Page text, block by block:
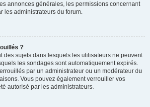
annonces générales, les permissions concernant
les administrateurs du forum.
?
des sujets dans lesquels les utilisateurs ne peuvent
les sondages sont automatiquement expirés.
par un administrateur ou un modérateur du
Vous pouvez également verrouiller vos
autorisé par les administrateurs.